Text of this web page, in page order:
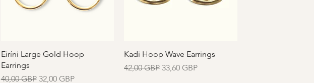
Vista rápida
Eiríni Large Gold Hoop
Earrings
Precio
40,00 GBP Precio de oferta
32,00 GBP
Vista rápida
Kadi Hoop Wave Earrings
Precio
42,00 GBP Precio de oferta
33,60 GBP